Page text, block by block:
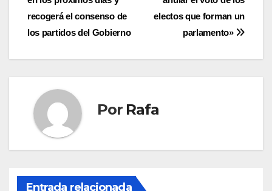
entradas
electos que forman un
parlamento»
recogerá el consenso de
los partidos del Gobierno
Por Rafa
Entrada relacionada